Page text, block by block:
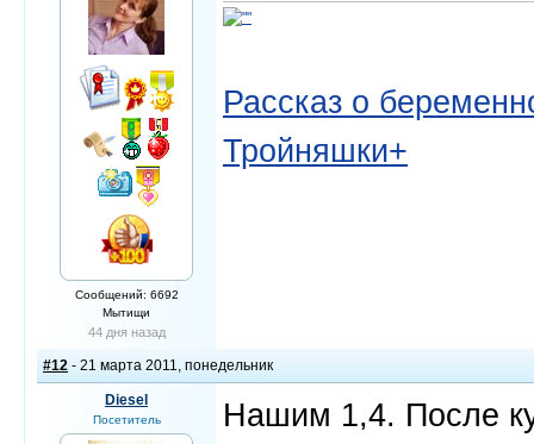
Сообщений: 6692
Мытищи
44 дня назад
Рассказ о
Тройняшки+
#12 - 21 марта 2011, понедельник
Diesel
Посетитель
Нашим 1,4. После